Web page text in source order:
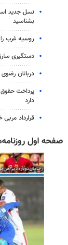
بشناسید
روسیه غرب
دستگیری سارق
دربانان
پرداخت
دارد
قرارداد
صفحه اول